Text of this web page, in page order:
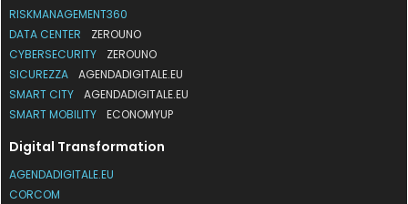
RISKMANAGEMENT360
DATA CENTER
ZEROUNO
CYBERSECURITY
ZEROUNO
SICUREZZA
AGENDADIGITALE.EU
SMART CITY
AGENDADIGITALE.EU
SMART MOBILITY
ECONOMYUP
Digital Transformation
AGENDADIGITALE.EU
CORCOM